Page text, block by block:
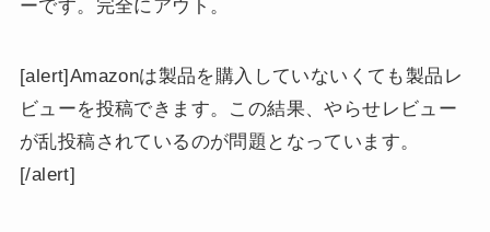
ーです。完全にアウト。
[alert]Amazonは製品を購入していないくても製品レ
ビューを投稿できます。この結果、やらせレビュー
が乱投稿されているのが問題となっています。
[/alert]